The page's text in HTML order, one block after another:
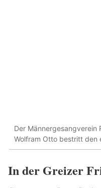
Der Männergesangverein
Wolfram Otto bestritt den
In der Greizer